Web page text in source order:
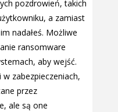
pozdrowień, takich
a zamiast
nadałeś. Możliwe
ransomware
aby wejść.
zabezpieczeniach,
przez
ale są one